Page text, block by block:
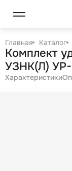
Главная Каталог
Комплект
УЗНК(Л)
Характеристики